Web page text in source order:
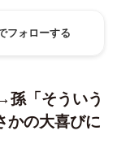
フォローする
孫「そういう
の大喜びに